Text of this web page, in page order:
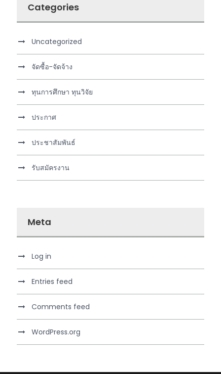
Categories
Uncategorized
จัดซื้อ-จัดจ้าง
ทุนการศึกษา ทุนวิจัย
ประกาศ
ประชาสัมพันธ์
รับสมัครงาน
Meta
Log in
Entries feed
Comments feed
WordPress.org